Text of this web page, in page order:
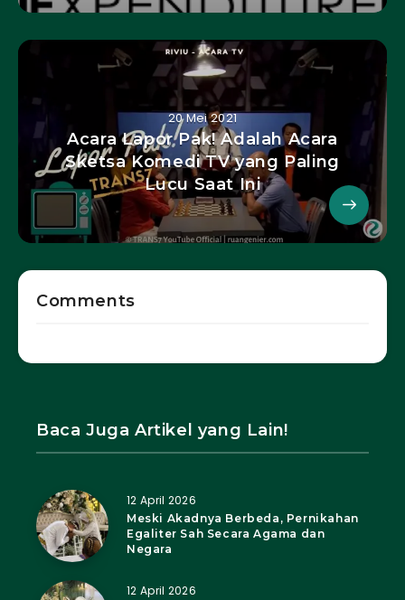
20 Mei 2021
Acara Lapor Pak! Adalah Acara
Sketsa Komedi TV yang Paling
Lucu Saat Ini
Comments
Baca Juga Artikel yang Lain!
12 April 2026
Meski Akadnya Berbeda, Pernikahan
Egaliter Sah Secara Agama dan
Negara
12 April 2026